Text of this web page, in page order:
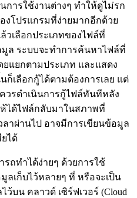
การใช้งานต่างๆ ทำให้ดูไม่รก
งโปรแกรมที่ง่ายมากอีกด้วย
วเลือกประเภทของไฟล์ที่
ล ระบบจะทำการค้นหาไฟล์ที่
แยกตามประเภท และแสดง
เลือกกู้ได้ตามต้องการเลย แต่
รดำเนินการกู้ไฟล์ทันทีหลัง
ได้ไฟล์กลับมาในสภาพที่
าผ่านไป อาจมีการเขียนข้อมูล
ได้
ถทำได้ง่ายๆ ด้วยการใช้
ลเก็บไว้หลายๆ ที่ หรือจะเป็น
ว้บน คลาวด์ เซิร์ฟเวอร์ (Cloud